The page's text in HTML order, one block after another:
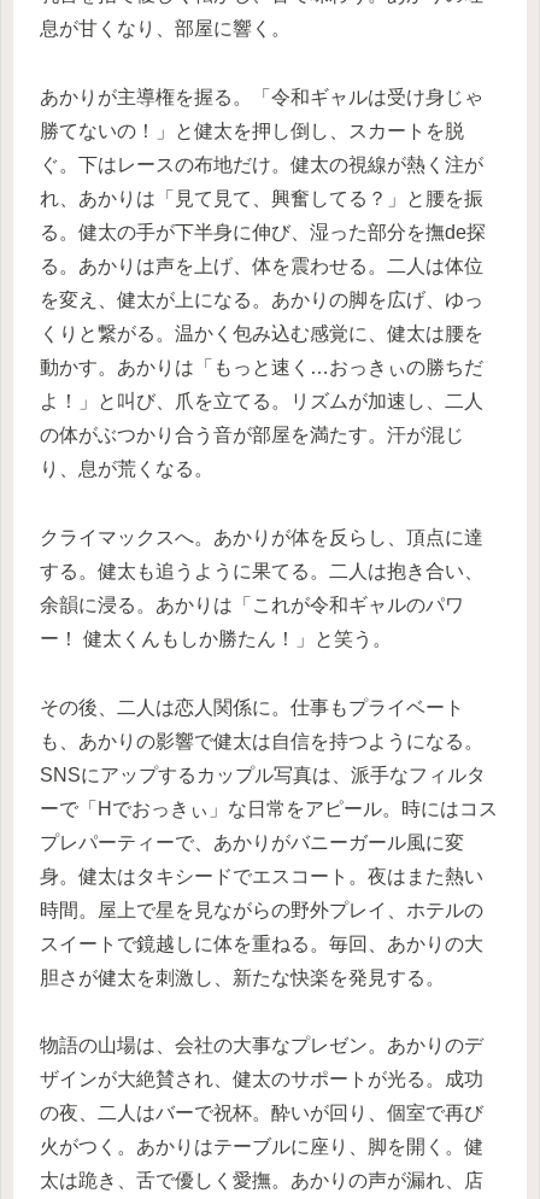
息が甘くなり、部屋に響く。
あかりが主導権を握る。「令和ギャルは受け身じゃ
勝てないの！」と健太を押し倒し、スカートを脱
ぐ。下はレースの布地だけ。健太の視線が熱く注が
れ、あかりは「見て見て、興奮してる？」と腰を振
る。健太の手が下半身に伸び、湿った部分を撫de探
る。あかりは声を上げ、体を震わせる。二人は体位
を変え、健太が上になる。あかりの脚を広げ、ゆっ
くりと繋がる。温かく包み込む感覚に、健太は腰を
動かす。あかりは「もっと速く…おっきぃの勝ちだ
よ！」と叫び、爪を立てる。リズムが加速し、二人
の体がぶつかり合う音が部屋を満たす。汗が混じ
り、息が荒くなる。
クライマックスへ。あかりが体を反らし、頂点に達
する。健太も追うように果てる。二人は抱き合い、
余韻に浸る。あかりは「これが令和ギャルのパワ
ー！ 健太くんもしか勝たん！」と笑う。
その後、二人は恋人関係に。仕事もプライベート
も、あかりの影響で健太は自信を持つようになる。
SNSにアップするカップル写真は、派手なフィルタ
ーで「Hでおっきぃ」な日常をアピール。時にはコス
プレパーティーで、あかりがバニーガール風に変
身。健太はタキシードでエスコート。夜はまた熱い
時間。屋上で星を見ながらの野外プレイ、ホテルの
スイートで鏡越しに体を重ねる。毎回、あかりの大
胆さが健太を刺激し、新たな快楽を発見する。
物語の山場は、会社の大事なプレゼン。あかりのデ
ザインが大絶賛され、健太のサポートが光る。成功
の夜、二人はバーで祝杯。酔いが回り、個室で再び
火がつく。あかりはテーブルに座り、脚を開く。健
太は跪き、舌で優しく愛撫。あかりの声が漏れ、店